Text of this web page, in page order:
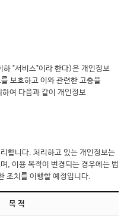
"서비스"이라 한다)은 개인정보
보호하고 이와 관련한 고충을
여 다음과 같이 개인정보
합니다. 처리하고 있는 개인정보는
, 이용 목적이 변경되는 경우에는 법
조치를 이행할 예정입니다.
목 적